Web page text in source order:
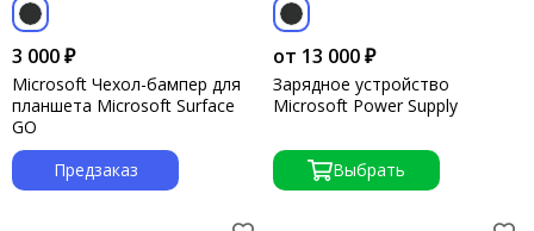
3 000 ₽
Microsoft Чехол-бампер для
планшета Microsoft Surface
GO
Предзаказ
от 13 000 ₽
Зарядное устройство
Microsoft Power Supply
Выбрать